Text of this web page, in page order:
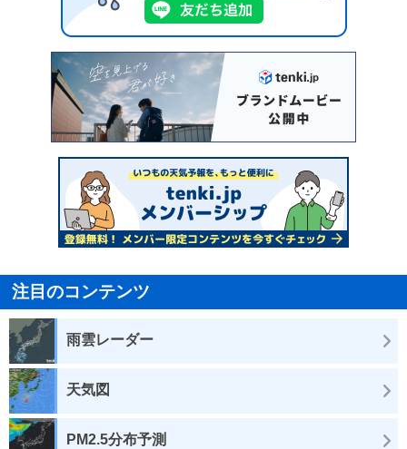
注目のコンテンツ
雨雲レーダー
天気図
PM2.5分布予測